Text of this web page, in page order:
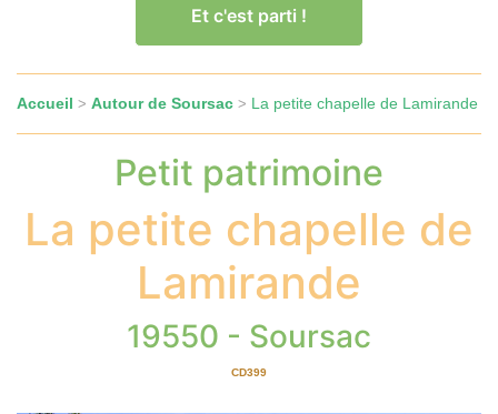
Et c'est parti !
Accueil > Autour de Soursac > La petite chapelle de Lamirande
Petit patrimoine
La petite chapelle de
Lamirande
19550 - Soursac
CD399